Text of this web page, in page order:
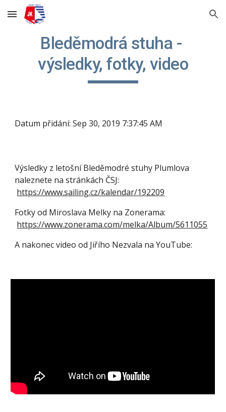
Skip to main content Skip to navigation
Bleděmodrá stuha -
výsledky, fotky, video
Datum přidání: Sep 30, 2019 7:37:45 AM
Výsledky z letošní Bleděmodré stuhy Plumlova
naleznete na stránkách ČSJ:
https://www.sailing.cz/kalendar/192209
Fotky od Miroslava Melky na Zonerama:
https://www.zonerama.com/melka/Album/5611055
A nakonec video od Jiřího Nezvala na YouTube: